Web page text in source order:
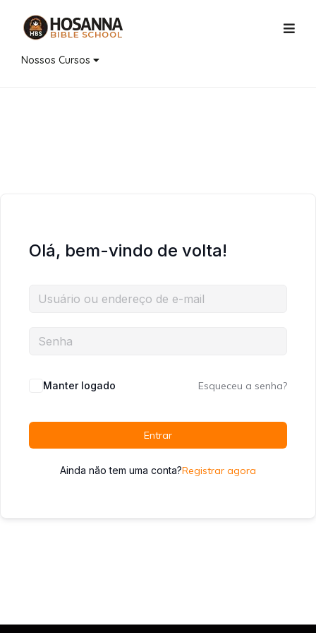
Nossos Cursos
Olá, bem-vindo de volta!
Manter logado Esqueceu a senha?
Entrar
Ainda não tem uma conta?Registrar agora